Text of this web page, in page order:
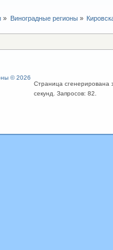
» Виноградные регионы»
© 2026
Страница сгенерирована
секунд. Запросов: 82.